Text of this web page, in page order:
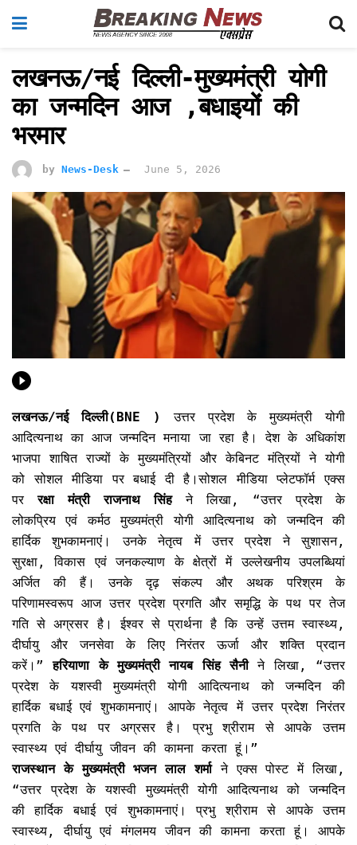
लखनऊ/नई दिल्ली-मुख्यमंत्री योगी
का जन्मदिन आज ,बधाइयों की
भरमार
by News-Desk June 5, 2026
लखनऊ/नई दिल्ली(BNE )
उत्तर प्रदेश के मुख्यमंत्री योगी
आदित्यनाथ का आज जन्मदिन मनाया जा रहा है। देश के अधिकांश
भाजपा शाषित राज्यों के मुख्यमंत्रियों और केबिनट मंत्रियों ने योगी
को सोशल मीडिया पर बधाई दी है।सोशल मीडिया प्लेटफॉर्म एक्स
पररक्षा मंत्री राजनाथ सिंहने लिखा, “उत्तर प्रदेश के
लोकप्रिय एवं कर्मठ मुख्यमंत्री योगी आदित्यनाथ को जन्मदिन की
हार्दिक शुभकामनाएं। उनके नेतृत्व में उत्तर प्रदेश ने सुशासन,
सुरक्षा, विकास एवं जनकल्याण के क्षेत्रों में उल्लेखनीय उपलब्धियां
अर्जित की हैं। उनके दृढ़ संकल्प और अथक परिश्रम के
परिणामस्वरूप आज उत्तर प्रदेश प्रगति और समृद्धि के पथ पर तेज
गति से अग्रसर है। ईश्वर से प्रार्थना है कि उन्हें उत्तम स्वास्थ्य,
दीर्घायु और जनसेवा के लिए निरंतर ऊर्जा और शक्ति प्रदान
करें।”हरियाणा के मुख्यमंत्री नायब सिंह सैनीने लिखा, “उत्तर
प्रदेश के यशस्वी मुख्यमंत्री योगी आदित्यनाथ को जन्मदिन की
हार्दिक बधाई एवं शुभकामनाएं। आपके नेतृत्व में उत्तर प्रदेश निरंतर
प्रगति के पथ पर अग्रसर है। प्रभु श्रीराम से आपके उत्तम
स्वास्थ्य एवं दीर्घायु जीवन की कामना करता हूं।”
राजस्थान के मुख्यमंत्री भजन लाल शर्माने एक्स पोस्ट में लिखा,
“उत्तर प्रदेश के यशस्वी मुख्यमंत्री योगी आदित्यनाथ को जन्मदिन
की हार्दिक बधाई एवं शुभकामनाएं। प्रभु श्रीराम से आपके उत्तम
स्वास्थ्य, दीर्घायु एवं मंगलमय जीवन की कामना करता हूं। आपके